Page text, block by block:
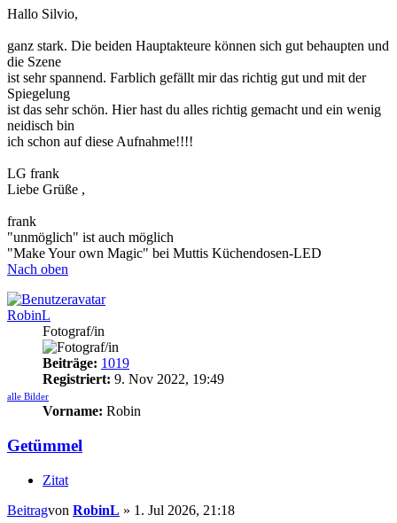
Hallo Silvio,
ganz stark. Die beiden Hauptakteure können sich gut behaupten und
die Szene
ist sehr spannend. Farblich gefällt mir das richtig gut und mit der
Spiegelung
ist das sehr schön. Hier hast du alles richtig gemacht und ein wenig
neidisch bin
ich schon auf diese Aufnahme!!!!
LG frank
Liebe Grüße ,
frank
"unmöglich" ist auch möglich
"Make Your own Magic" bei Muttis Küchendosen-LED
Nach oben
RobinL
Fotograf/in
Beiträge: 1019
Registriert: 9. Nov 2022, 19:49
alle Bilder
Vorname: Robin
Getümmel
Zitat
Beitragvon RobinL » 1. Jul 2026, 21:18